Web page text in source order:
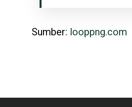
Sumber: looppng.com